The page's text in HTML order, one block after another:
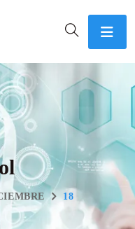
18